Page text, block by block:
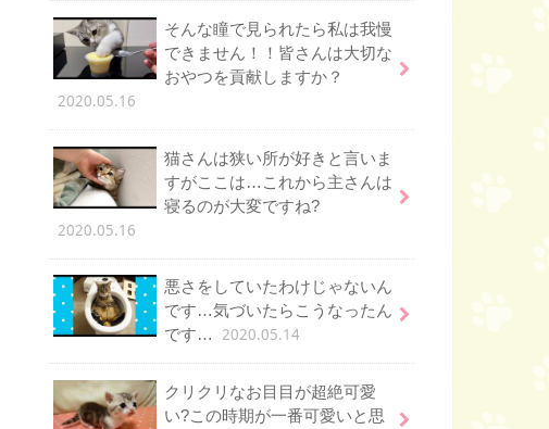
そんな瞳で見られたら私は我慢
できません！！皆さんは大切な
おやつを貢献しますか？
2020.05.16
猫さんは狭い所が好きと言いま
すがここは…これから主さんは
寝るのが大変ですね?
2020.05.16
悪さをしていたわけじゃないん
です…気づいたらこうなったん
です…
2020.05.14
クリクリなお目目が超絶可愛
い?この時期が一番可愛いと思